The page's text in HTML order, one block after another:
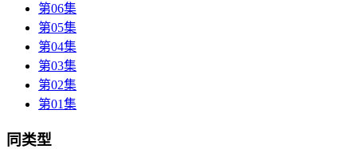
第06集
第05集
第04集
第03集
第02集
第01集
同类型